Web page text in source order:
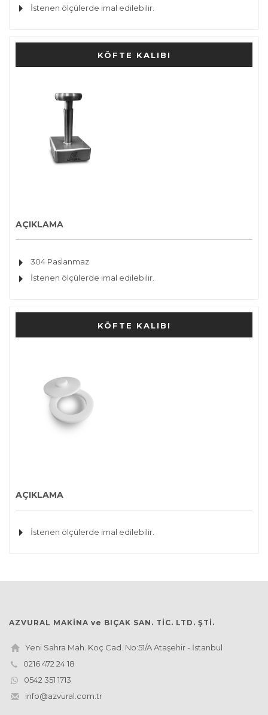
İstenen ölçülerde imal edilebilir.
KÖFTE KALIBI
AÇIKLAMA
304 Paslanmaz
İstenen ölçülerde imal edilebilir.
KÖFTE KALIBI
AÇIKLAMA
İstenen ölçülerde imal edilebilir.
AZVURAL MAKİNA ve BIÇAK SAN. TİC. LTD. ŞTİ.
Yeni Sahra Mah. Koç Cad. No:51/A Ataşehir - İstanbul
0216 472 24 18
0542 351 1713
info@azvural.com.tr